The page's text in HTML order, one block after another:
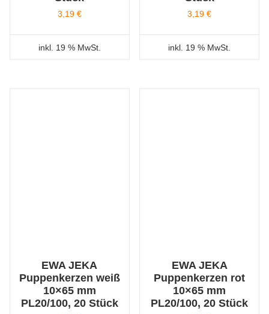
3,19 €
inkl. 19 % MwSt.
3,19€
inkl. 19 % MwSt.
EWA JEKA
Puppenkerzen weiß
10×65 mm
PL20/100, 20 Stück
EWA JEKA
Puppenkerzen rot
10×65 mm
PL20/100, 20 Stück